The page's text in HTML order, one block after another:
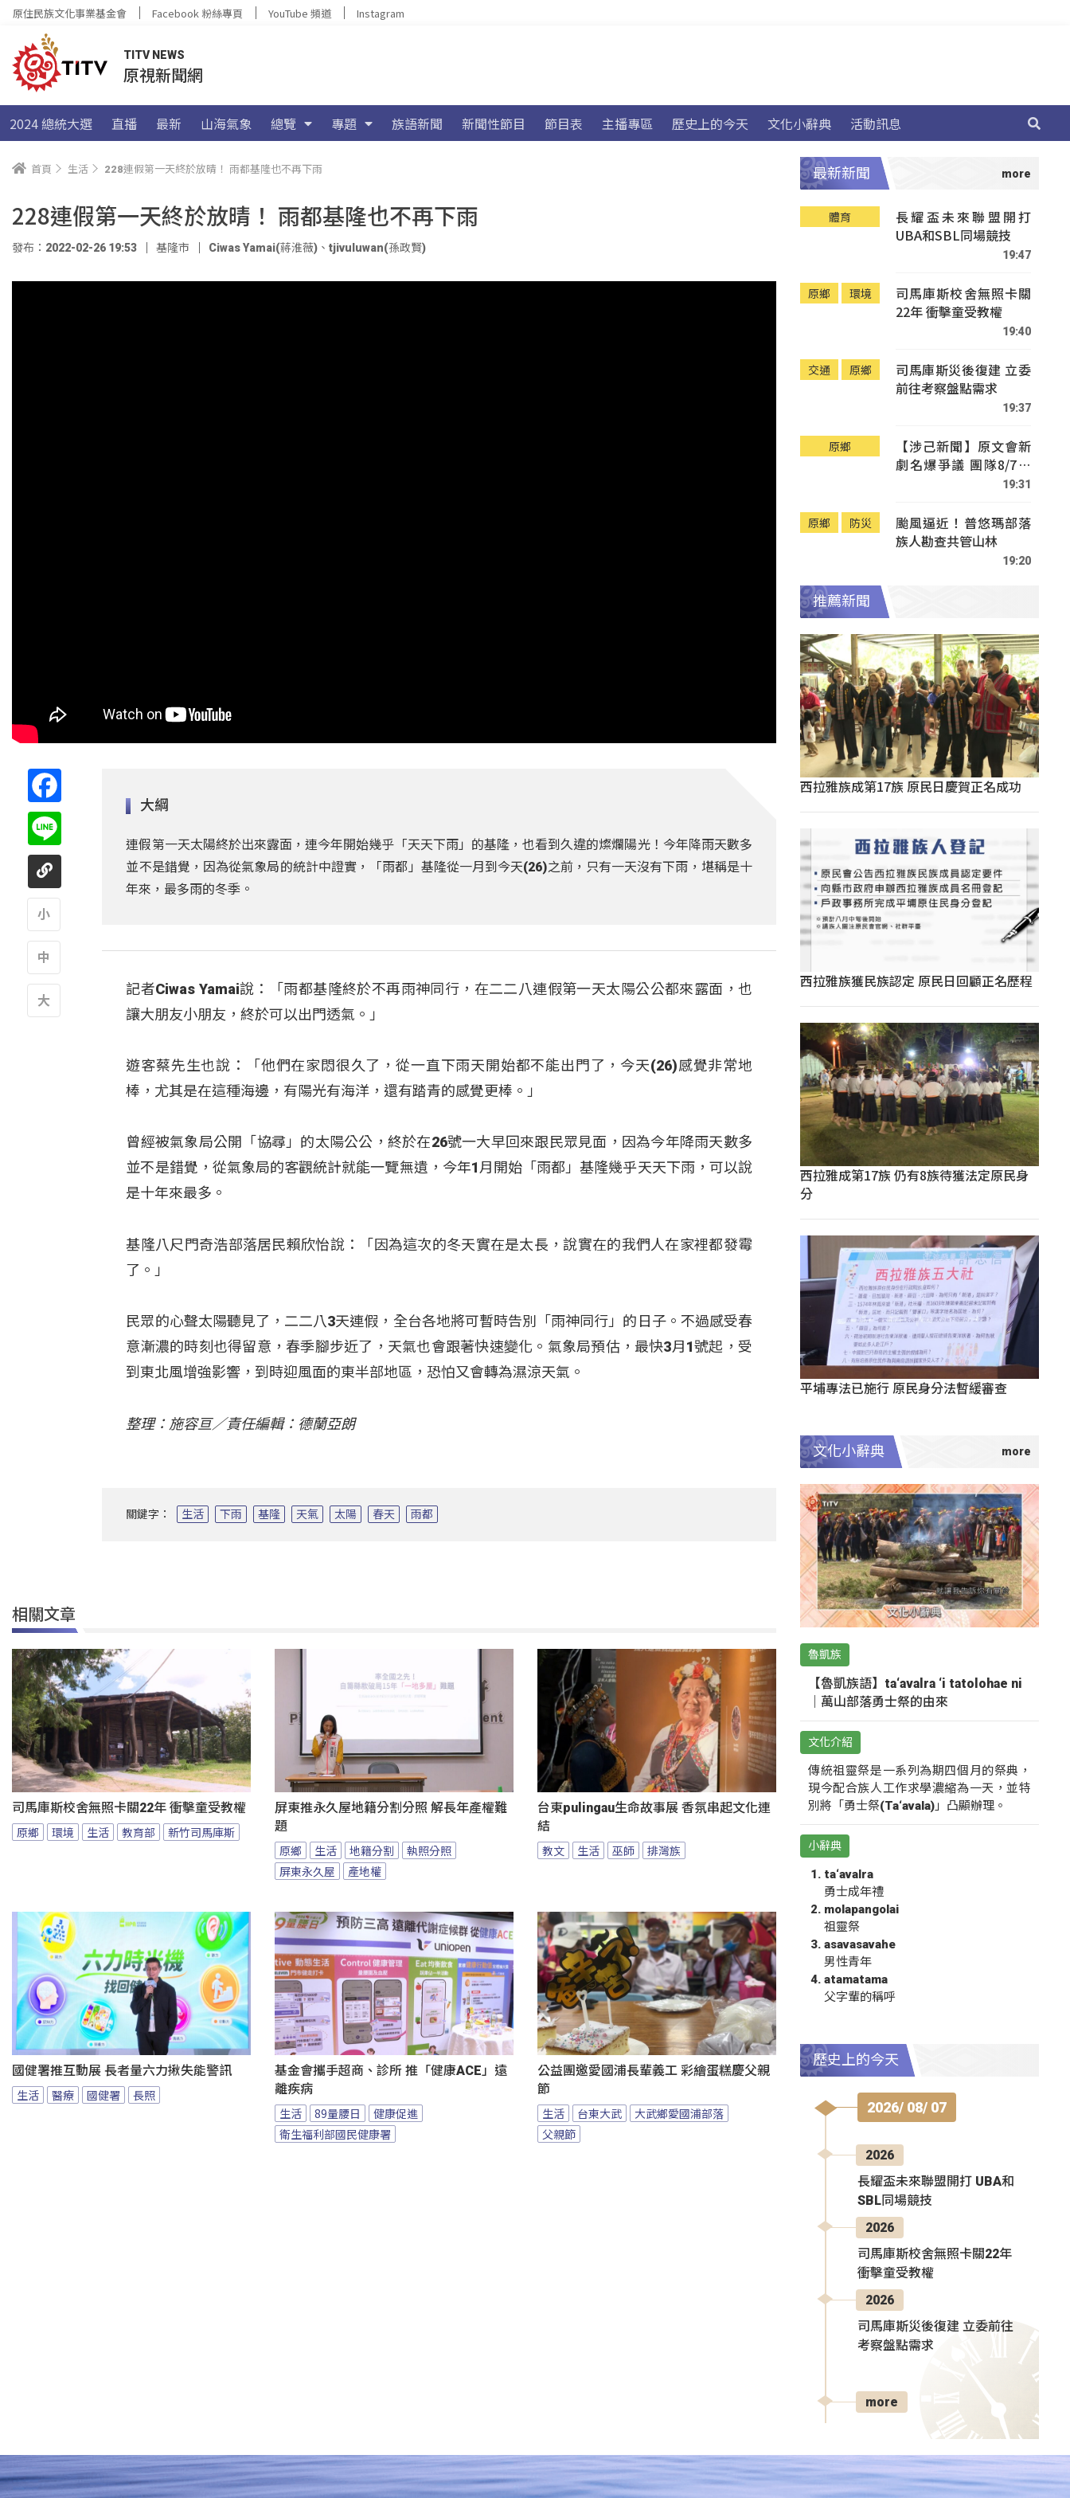
原住民族文化事業基金會 Facebook 粉絲專頁 YouTube 頻道 Instagram
TITV NEWS
原視新聞網
2024 總統大選 直播 最新 山海氣象 總覽 專題 族語新聞 新聞性節目 節目表 主播專區 歷史上的今天 文化小辭典 活動訊息
首頁 生活 228連假第一天終於放晴！ 雨都基隆也不再下雨
228連假第一天終於放晴！ 雨都基隆也不再下雨
發布：2022-02-26 19:53 基隆市 Ciwas Yamai(蔣淮薇) 、 tjivuluwan(孫政賢)
大綱
連假第一天太陽終於出來露面，連今年開始幾乎「天天下雨」的基隆，也看到久違的燦爛陽光！今年降雨天數多
並不是錯覺，因為從氣象局的統計中證實，「雨都」基隆從一月到今天(26)之前，只有一天沒有下雨，堪稱是十
年來，最多雨的冬季。
記者Ciwas Yamai說：「雨都基隆終於不再雨神同行，在二二八連假第一天太陽公公都來露面，也
讓大朋友小朋友，終於可以出門透氣。」
遊客蔡先生也說：「他們在家悶很久了，從一直下雨天開始都不能出門了，今天(26)感覺非常地
棒，尤其是在這種海邊，有陽光有海洋，還有踏青的感覺更棒。」
曾經被氣象局公開「協尋」的太陽公公，終於在26號一大早回來跟民眾見面，因為今年降雨天數多
並不是錯覺，從氣象局的客觀統計就能一覽無遺，今年1月開始「雨都」基隆幾乎天天下雨，可以說
是十年來最多。
基隆八尺門奇浩部落居民賴欣怡說：「因為這次的冬天實在是太長，說實在的我們人在家裡都發霉
了。」
民眾的心聲太陽聽見了，二二八3天連假，全台各地將可暫時告別「雨神同行」的日子。不過感受春
意漸濃的時刻也得留意，春季腳步近了，天氣也會跟著快速變化。氣象局預估，最快3月1號起，受
到東北風增強影響，到時迎風面的東半部地區，恐怕又會轉為濕涼天氣。
整理：施容亘／責任編輯：德蘭亞朗
關鍵字： 生活 下雨 基隆 天氣 太陽 春天 雨都
相關文章
司馬庫斯校舍無照卡關22年 衝擊童受教權
原鄉 環境 生活 教育部 新竹司馬庫斯
屏東推永久屋地籍分割分照 解長年產權難
題
原鄉 生活 地籍分割
執照分照
屏東永久屋
產地權
台東pulingau生命故事展 香氛串起文化連
結
教文 生活 巫師 排灣族
國健署推互動展 長者量六力揪失能警訊
生活 醫療 國健署 長照
基金會攜手超商、診所 推「健康ACE」遠
離疾病
生活 89量腰日
健康促進
衛生福利部國民健康署
公益團邀愛國浦長輩義工 彩繪蛋糕慶父親
節
生活 台東大武
大武鄉愛國浦部落
父親節
最新新聞
體育
長耀盃未來聯盟開打
UBA和SBL同場競技
19:47
原鄉 環境
司馬庫斯校舍無照卡關
22年 衝擊童受教權
19:40
交通 原鄉
司馬庫斯災後復建 立委
前往考察盤點需求
19:37
原鄉
【涉己新聞】原文會新
劇名爆爭議 團隊8/7赴
19:31
原鄉 防災
颱風逼近！普悠瑪部落
族人勘查共管山林
19:20
推薦新聞
西拉雅族成第17族 原民日慶賀正名成功
西拉雅族獲民族認定 原民日回顧正名歷程
西拉雅成第17族 仍有8族待獲法定原民身
分
平埔專法已施行 原民身分法暫緩審查
文化小辭典
魯凱族
【魯凱族語】ta‘avalra ‘i tatolohae ni
｜萬山部落勇士祭的由來
文化介紹
傳統祖靈祭是一系列為期四個月的祭典，
現今配合族人工作求學濃縮為一天，並特
別將「勇士祭(Ta‘avala)」凸顯辦理。
小辭典
ta‘avalra
勇士成年禮
molapangolai
祖靈祭
asavasavahe
男性青年
atamatama
父字輩的稱呼
歷史上的今天
2026/ 08/ 07
2026
長耀盃未來聯盟開打 UBA和
SBL同場競技
2026
司馬庫斯校舍無照卡關22年
衝擊童受教權
2026
司馬庫斯災後復建 立委前往
考察盤點需求
more